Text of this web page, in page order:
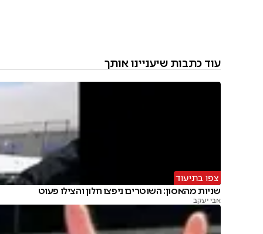
עוד כתבות שיעניינו אותך
צפו בתיעוד
שניות מהאסון: השוטרים ניפצו חלון והצילו פעוט
אבי יעקב